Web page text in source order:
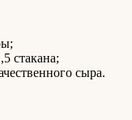
стакана;
сыра.